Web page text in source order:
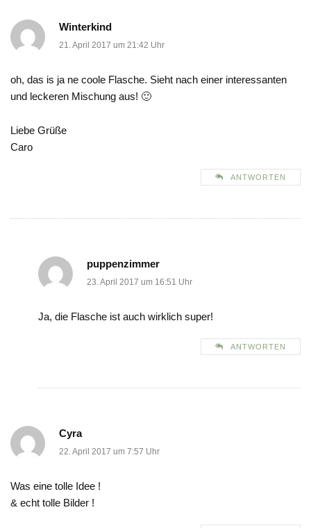
Winterkind
21. April 2017 um 21:42 Uhr
oh, das is ja ne coole Flasche. Sieht nach einer interessanten
und leckeren Mischung aus! 🙂
Liebe Grüße
Caro
ANTWORTEN
puppenzimmer
23. April 2017 um 16:51 Uhr
Ja, die Flasche ist auch wirklich super!
ANTWORTEN
Cyra
22. April 2017 um 7:57 Uhr
Was eine tolle Idee !
& echt tolle Bilder !